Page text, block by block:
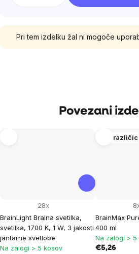
Pri tem izdelku žal ni mogoče
Povezani
BrainLight Bralna svetilka,
svetilka, 1700 K, 1 W, 3 jakosti
jantarne svetlobe
28x
Na zalogi > 5 kosov
Več različic
BrainMax
400 ml
Na zalogi > 5
€5,26